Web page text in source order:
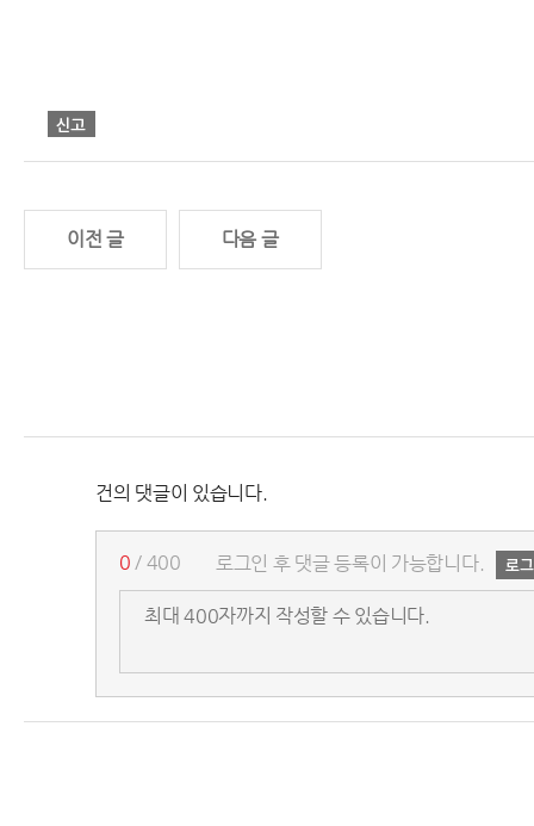
이전 글 다음 글
건의 댓글이 있습니다.
로그인 후 댓글 등록이 가능합니다.
0 / 400